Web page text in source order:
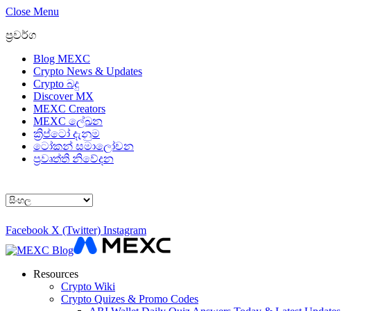
Close Menu
ප්‍රවර්ග
Blog MEXC
Crypto News & Updates
Crypto බදු
Discover MX
MEXC Creators
MEXC ලේඛන
ක්‍රිප්ටෝ දැනුම
ටෝකන් සමාලෝචන
ප්‍රවෘත්ති නිවේදන
Choose
language
Facebook X (Twitter) Instagram
Resources
Crypto Wiki
Crypto Quizes & Promo Codes